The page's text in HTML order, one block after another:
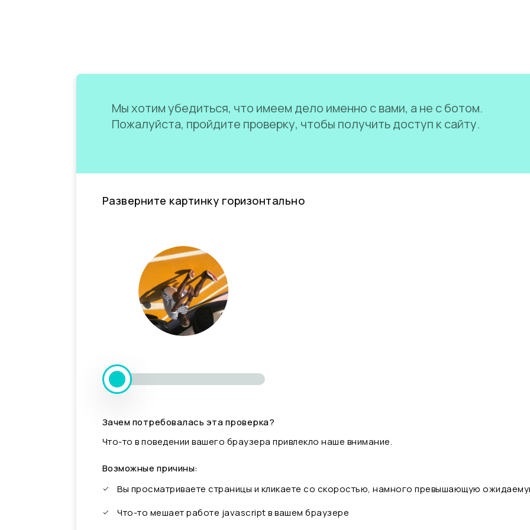
Мы хотим убедиться, что имеем дело именно с вами, а не с ботом.
Пожалуйста, пройдите проверку, чтобы получить доступ к сайту.
Разверните картинку горизонтально
Зачем потребовалась эта проверка?
Что-то в поведении вашего браузера привлекло наше внимание.
Возможные причины:
Вы просматриваете страницы и кликаете со скоростью, намного превышающую
Что-то мешает работе javascript в вашем браузере